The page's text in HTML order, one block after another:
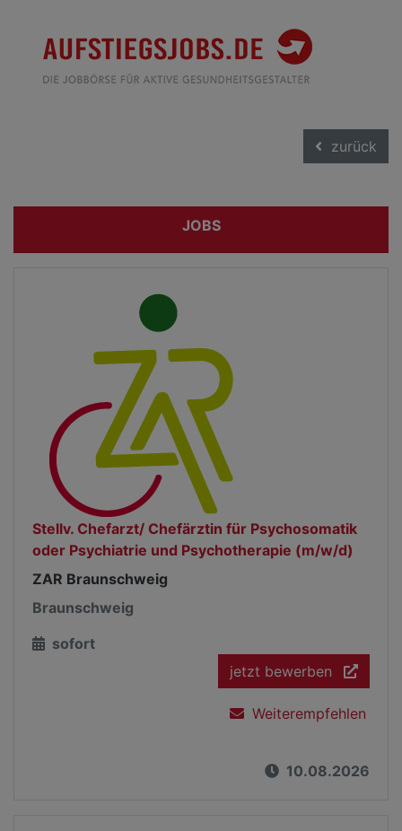
zurück
JOBS
Stellv. Chefarzt/ Chefärztin für Psychosomatik
oder Psychiatrie und Psychotherapie (m/w/d)
ZAR Braunschweig
Braunschweig
sofort
jetzt bewerben
Weiterempfehlen
10.08.2026